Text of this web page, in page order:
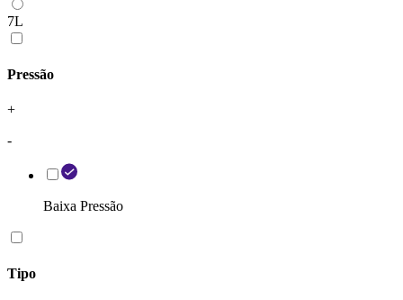
7L
Pressão
+
-
Baixa Pressão
Tipo